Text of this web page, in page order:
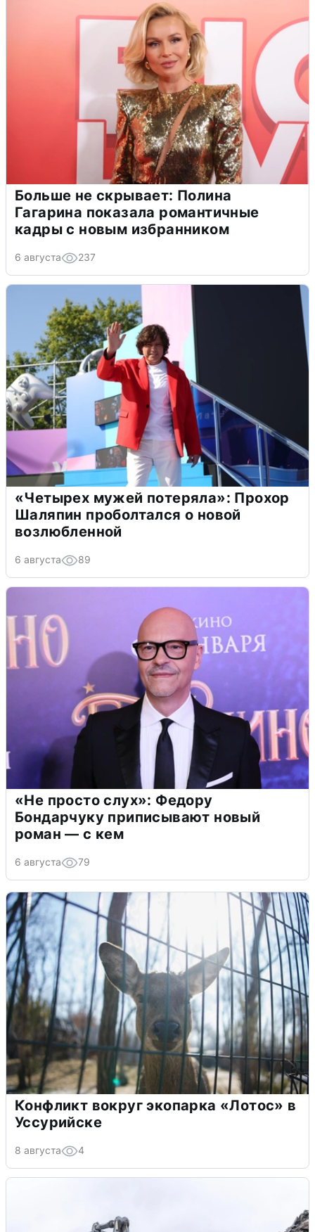
Больше не скрывает: Полина
Гагарина показала романтичные
кадры с новым избранником
6 августа 237
«Четырех мужей потеряла»: Прохор
Шаляпин проболтался о новой
возлюбленной
6 августа 89
«Не просто слух»: Федору
Бондарчуку приписывают новый
роман — с кем
6 августа 79
Конфликт вокруг экопарка «Лотос» в
Уссурийске
8 августа 4